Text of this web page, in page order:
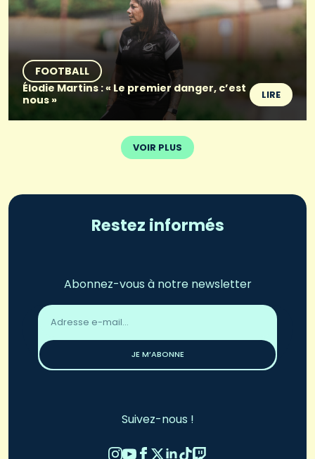
FOOTBALL
Élodie Martins : « Le premier danger, c’est
nous »
LIRE
VOIR PLUS
Restez informés
Abonnez-vous à notre newsletter
Adresse
email
JE M’ABONNE
Suivez-nous !